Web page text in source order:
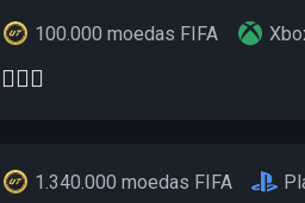
100.000 moedas FIFA
🤦🏽‍♂️
1.340.000 moedas FIFA